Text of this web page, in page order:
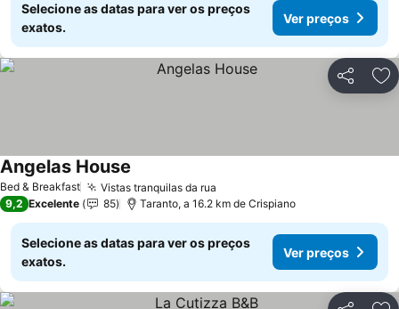
Selecione as datas para ver os preços
exatos.
Ver preços
Partilhar
Bed & Breakfast Vistas tranquilas da rua
Angelas House
9,2 Excelente 85 Taranto, a 16.2 km de Crispiano
Selecione as datas para ver os preços
exatos.
Ver preços